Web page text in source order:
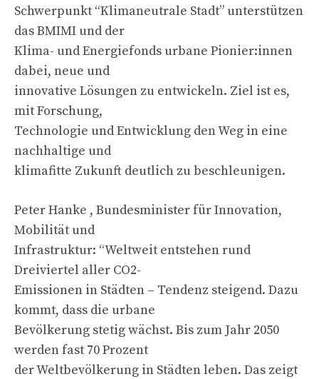
Schwerpunkt “Klimaneutrale Stadt” unterstützen
das BMIMI und der
Klima- und Energiefonds urbane Pionier:innen
dabei, neue und
innovative Lösungen zu entwickeln. Ziel ist es,
mit Forschung,
Technologie und Entwicklung den Weg in eine
nachhaltige und
klimafitte Zukunft deutlich zu beschleunigen.
Peter Hanke , Bundesminister für Innovation,
Mobilität und
Infrastruktur: “Weltweit entstehen rund
Dreiviertel aller CO2-
Emissionen in Städten – Tendenz steigend. Dazu
kommt, dass die urbane
Bevölkerung stetig wächst. Bis zum Jahr 2050
werden fast 70 Prozent
der Weltbevölkerung in Städten leben. Das zeigt